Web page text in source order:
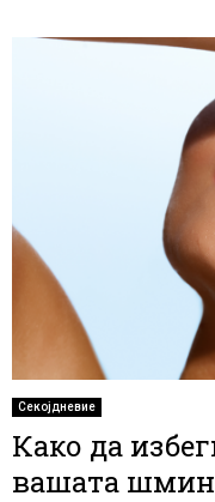
Секојдневие
Како да
вашата